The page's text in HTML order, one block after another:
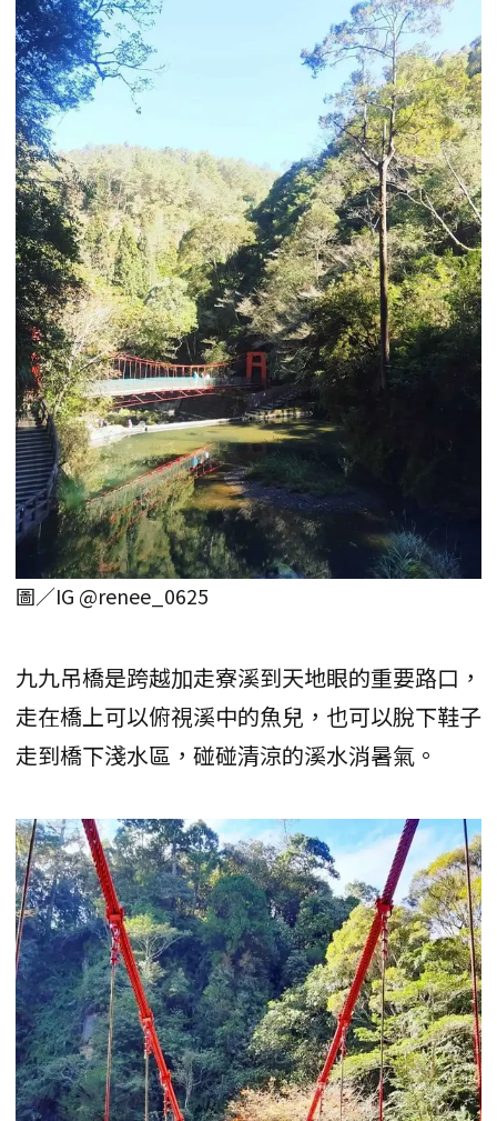
圖／IG @renee_0625
九九吊橋是跨越加走寮溪到天地眼的重要路口，
走在橋上可以俯視溪中的魚兒，也可以脫下鞋子
走到橋下淺水區，碰碰清涼的溪水消暑氣。